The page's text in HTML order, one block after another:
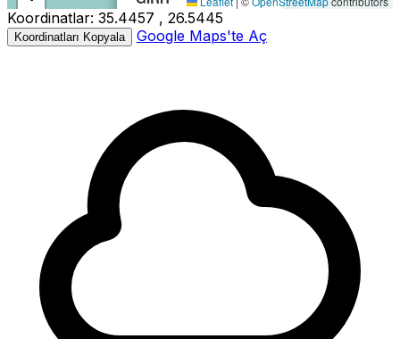
Büyüklük:3.5M
Derinlik:2.60km
−
Koordinatlar: 35.4457 , 26.5445
Koordinatları Kopyala Google Maps'te Aç